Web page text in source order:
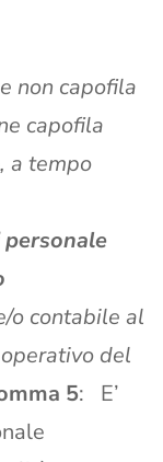
non capofila
capofila
a tempo
o contabile al
del
5: E’